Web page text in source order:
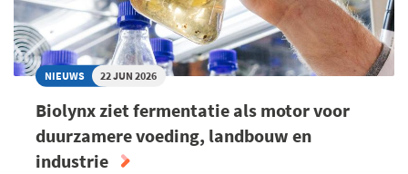
NIEUWS 22 JUN 2026
Biolynx ziet fermentatie als motor voor
duurzamere voeding, landbouw en
industrie